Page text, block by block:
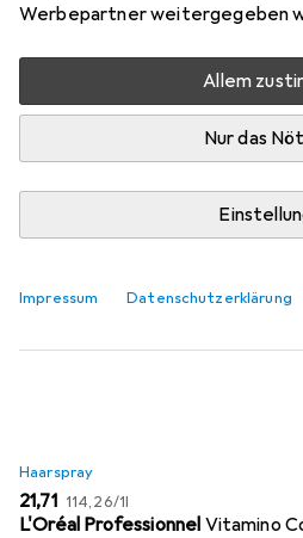
Werbepartner weitergegeben
Allem
Nur das
Impressum Datenschutzerklärung
Relevanz
Got2bGuardian Angel
13
Haarspray
EUR
21,71 EUR
114,26/1l
L'Oréal Professionnel Vitamino